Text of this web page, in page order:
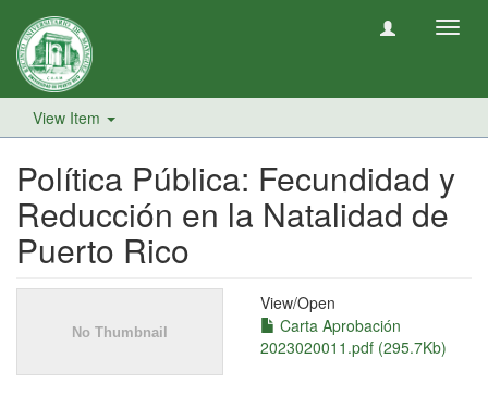
View Item
Política Pública: Fecundidad y
Reducción en la Natalidad de
Puerto Rico
View/Open
Carta Aprobación
2023020011.pdf (295.7Kb)